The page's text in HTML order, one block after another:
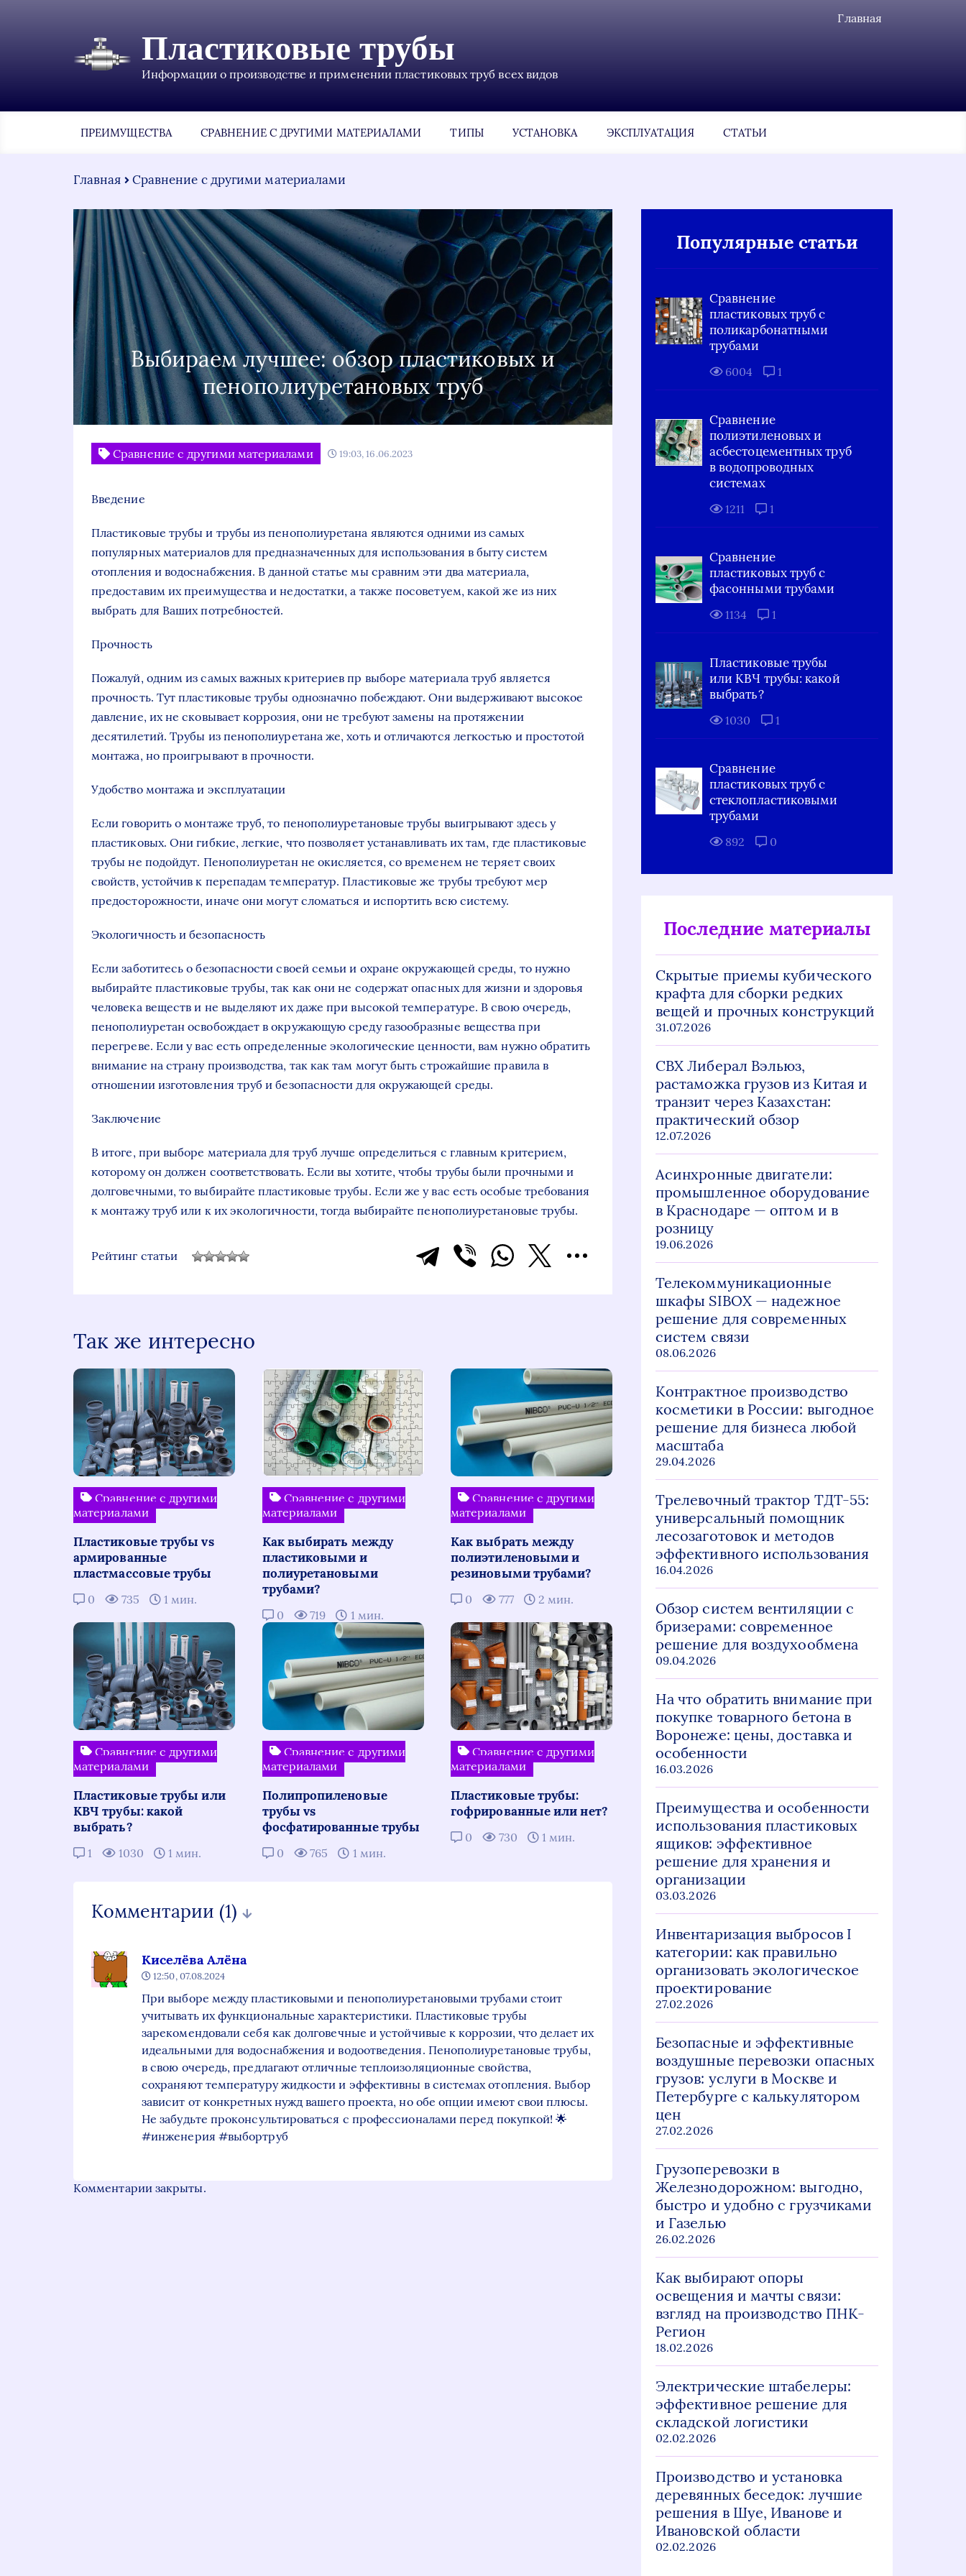
Главная
Пластиковые трубы
Информации о производстве и применении пластиковых труб всех видов
ПРЕИМУЩЕСТВА СРАВНЕНИЕ С ДРУГИМИ МАТЕРИАЛАМИ ТИПЫ УСТАНОВКА ЭКСПЛУАТАЦИЯ СТАТЬИ
Главная Сравнение с другими материалами
Выбираем лучшее: обзор пластиковых и
пенополиуретановых труб
Сравнение с другими материалами 19:03, 16.06.2023
Введение
Пластиковые трубы и трубы из пенополиуретана являются одними из самых
популярных материалов для предназначенных для использования в быту систем
отопления и водоснабжения. В данной статье мы сравним эти два материала,
предоставим их преимущества и недостатки, а также посоветуем, какой же из них
выбрать для Ваших потребностей.
Прочность
Пожалуй, одним из самых важных критериев пр выборе материала труб является
прочность. Тут пластиковые трубы однозначно побеждают. Они выдерживают высокое
давление, их не сковывает коррозия, они не требуют замены на протяжении
десятилетий. Трубы из пенополиуретана же, хоть и отличаются легкостью и простотой
монтажа, но проигрывают в прочности.
Удобство монтажа и эксплуатации
Если говорить о монтаже труб, то пенополиуретановые трубы выигрывают здесь у
пластиковых. Они гибкие, легкие, что позволяет устанавливать их там, где пластиковые
трубы не подойдут. Пенополиуретан не окисляется, со временем не теряет своих
свойств, устойчив к перепадам температур. Пластиковые же трубы требуют мер
предосторожности, иначе они могут сломаться и испортить всю систему.
Экологичность и безопасность
Если заботитесь о безопасности своей семьи и охране окружающей среды, то нужно
выбирайте пластиковые трубы, так как они не содержат опасных для жизни и здоровья
человека веществ и не выделяют их даже при высокой температуре. В свою очередь,
пенополиуретан освобождает в окружающую среду газообразные вещества при
перегреве. Если у вас есть определенные экологические ценности, вам нужно обратить
внимание на страну производства, так как там могут быть строжайшие правила в
отношении изготовления труб и безопасности для окружающей среды.
Заключение
В итоге, при выборе материала для труб лучше определиться с главным критерием,
которому он должен соответствовать. Если вы хотите, чтобы трубы были прочными и
долговечными, то выбирайте пластиковые трубы. Если же у вас есть особые требования
к монтажу труб или к их экологичности, тогда выбирайте пенополиуретановые трубы.
Рейтинг статьи
Так же интересно
Сравнение с другими
материалами
Пластиковые трубы vs
армированные
пластмассовые трубы
0 735 1 мин.
Сравнение с другими
материалами
Как выбирать между
пластиковыми и
полиуретановыми
трубами?
0 719 1 мин.
Сравнение с другими
материалами
Как выбрать между
полиэтиленовыми и
резиновыми трубами?
0 777 2 мин.
Сравнение с другими
материалами
Пластиковые трубы или
КВЧ трубы: какой
выбрать?
1 1030 1 мин.
Сравнение с другими
материалами
Полипропиленовые
трубы vs
фосфатированные трубы
0 765 1 мин.
Сравнение с другими
материалами
Пластиковые трубы:
гофрированные или нет?
0 730 1 мин.
Комментарии (1)
Киселёва Алёна
12:50, 07.08.2024
При выборе между пластиковыми и пенополиуретановыми трубами стоит
учитывать их функциональные характеристики. Пластиковые трубы
зарекомендовали себя как долговечные и устойчивые к коррозии, что делает их
идеальными для водоснабжения и водоотведения. Пенополиуретановые трубы,
в свою очередь, предлагают отличные теплоизоляционные свойства,
сохраняют температуру жидкости и эффективны в системах отопления. Выбор
зависит от конкретных нужд вашего проекта, но обе опции имеют свои плюсы.
Не забудьте проконсультироваться с профессионалами перед покупкой! 🌟
#инженерия #выбортруб
Комментарии закрыты.
Популярные статьи
Сравнение
пластиковых труб с
поликарбонатными
трубами
6004 1
Сравнение
полиэтиленовых и
асбестоцементных труб
в водопроводных
системах
1211 1
Сравнение
пластиковых труб с
фасонными трубами
1134 1
Пластиковые трубы
или КВЧ трубы: какой
выбрать?
1030 1
Сравнение
пластиковых труб с
стеклопластиковыми
трубами
892 0
Последние материалы
Скрытые приемы кубического
крафта для сборки редких
вещей и прочных конструкций
31.07.2026
СВХ Либерал Вэльюз,
растаможка грузов из Китая и
транзит через Казахстан:
практический обзор
12.07.2026
Асинхронные двигатели:
промышленное оборудование
в Краснодаре — оптом и в
розницу
19.06.2026
Телекоммуникационные
шкафы SIBOX — надежное
решение для современных
систем связи
08.06.2026
Контрактное производство
косметики в России: выгодное
решение для бизнеса любой
масштаба
29.04.2026
Трелевочный трактор ТДТ-55:
универсальный помощник
лесозаготовок и методов
эффективного использования
16.04.2026
Обзор систем вентиляции с
бризерами: современное
решение для воздухообмена
09.04.2026
На что обратить внимание при
покупке товарного бетона в
Воронеже: цены, доставка и
особенности
16.03.2026
Преимущества и особенности
использования пластиковых
ящиков: эффективное
решение для хранения и
организации
03.03.2026
Инвентаризация выбросов I
категории: как правильно
организовать экологическое
проектирование
27.02.2026
Безопасные и эффективные
воздушные перевозки опасных
грузов: услуги в Москве и
Петербурге с калькулятором
цен
27.02.2026
Грузоперевозки в
Железнодорожном: выгодно,
быстро и удобно с грузчиками
и Газелью
26.02.2026
Как выбирают опоры
освещения и мачты связи:
взгляд на производство ПНК-
Регион
18.02.2026
Электрические штабелеры:
эффективное решение для
складской логистики
02.02.2026
Производство и установка
деревянных беседок: лучшие
решения в Шуе, Иванове и
Ивановской области
02.02.2026